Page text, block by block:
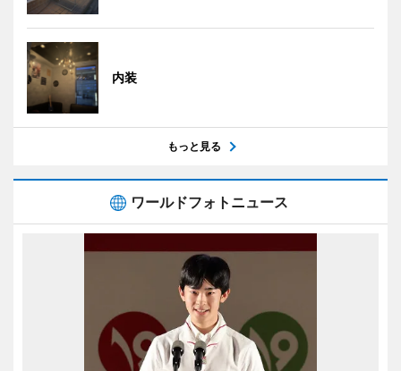
内装
もっと見る
ワールドフォトニュース